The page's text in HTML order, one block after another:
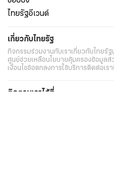
ไทยรัฐอีเวนต์
เกี่ยวกับไทยรัฐ
กิจกรรมร่วมงานกับเราเกี่ยวกับไทยรัฐ
ศูนย์ช่วยเหลือนโยบายคุ้มครองข้อมูลส่
เงื่อนไขข้อตกลงการใช้บริการติดต่อเรา
ติดตามเราได้ที่